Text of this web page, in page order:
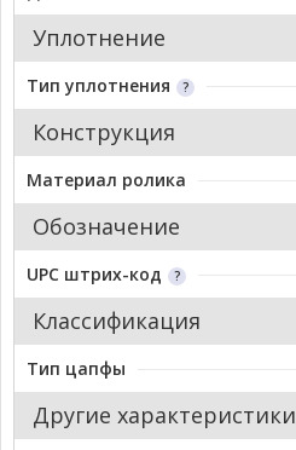
Уплотнение
Тип уплотнения
Конструкция
Материал ролика
Обозначение
UPC штрих-код
Классификация
Тип цапфы
Другие характеристики